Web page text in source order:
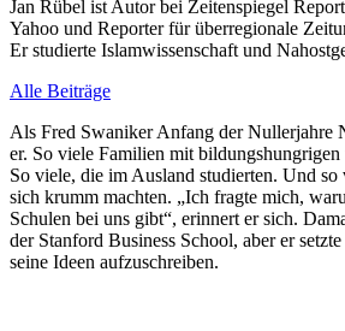
Jan Rübel ist Autor bei Zeitenspiegel
Yahoo und Reporter für überregionale
Er studierte Islamwissenschaft und
Alle Beiträge
Als Fred Swaniker Anfang der Nullerjahre
er. So viele Familien mit
So viele, die im Ausland studierten. Und
sich krumm machten. „Ich fragte mich,
Schulen bei uns gibt“, erinnert er sich.
der Stanford Business School, aber er
seine Ideen aufzuschreiben.